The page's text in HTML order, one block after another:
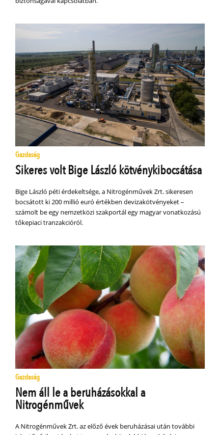
Gazdaság
Sikeres volt Bige László kötvénykibocsátása
Bige László péti érdekeltsége, a Nitrogénművek Zrt. sikeresen
bocsátott ki 200 millió euró értékben devizakötvényeket –
számolt be egy nemzetközi szakportál egy magyar vonatkozású
tőkepiaci tranzakcióról.
Gazdaság
Nem áll le a beruházásokkal a
Nitrogénművek
A Nitrogénművek Zrt. az előző évek beruházásai után további